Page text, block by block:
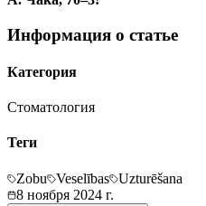
Информация о статье
Категория
Стоматология
Теги
Zobu Veselības Uzturēšana
8 ноября 2024 г.